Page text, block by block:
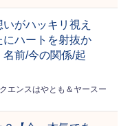
いがハッキリ視え
にハートを射抜か
前/今の関係/起
エンスはやとも＆ヤースー